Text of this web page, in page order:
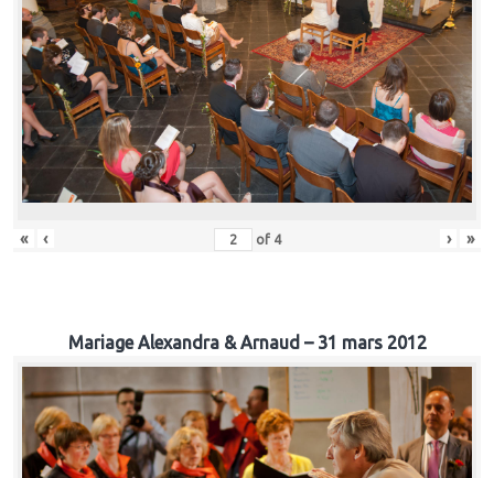
« ‹ of 4 › »
Mariage Alexandra & Arnaud – 31 mars 2012